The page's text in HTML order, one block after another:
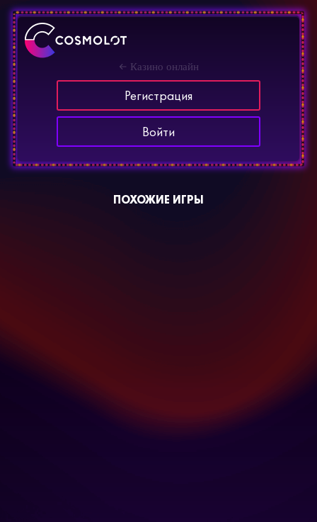
Казино онлайн
Регистрация
Войти
ПОХОЖИЕ ИГРЫ